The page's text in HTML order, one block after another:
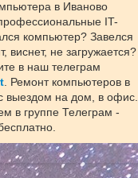
в Иваново
IT-
компьютер? Завелся
виснет, не загружается?
в наш телеграм
. Ремонт компьютеров в
выездом на дом, в офис.
в группе Телеграм -